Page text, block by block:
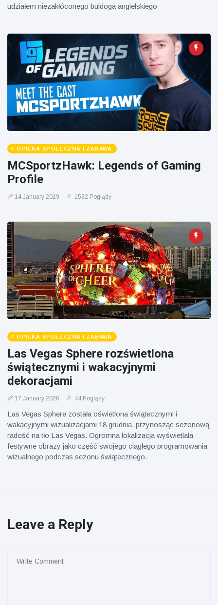
udziałem niezakłóconego buldoga angielskiego
OPIEKA SPOŁECZNA I ZABAWA
MCSportzHawk: Legends of Gaming
Profile
14 January 2019 1532 Poglądy
OPIEKA SPOŁECZNA I ZABAWA
Las Vegas Sphere rozświetlona
świątecznymi i wakacyjnymi
dekoracjami
17 January 2026 44 Poglądy
Las Vegas Sphere została oświetlona świątecznymi i
wakacyjnymi wizualizacjami 18 grudnia, przynosząc sezonową
radość na tło Las Vegas. Ogromna lokalizacja wyświetlała
festywne obrazy jako część swojego ciągłego programowania
wizualnego podczas sezonu świątecznego.
Leave a Reply